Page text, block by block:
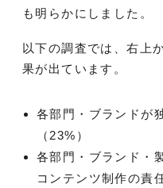
も明らかにしました。
以下の調査では、右上
果が出ています。
各部門・ブランドが
（23%）
各部門・ブランド・
コンテンツ制作の責